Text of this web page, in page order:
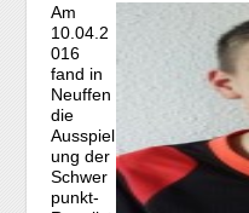
Am
10.04.2
016
fand in
Neuffen
die
Ausspiel
ung der
Schwer
punkt-